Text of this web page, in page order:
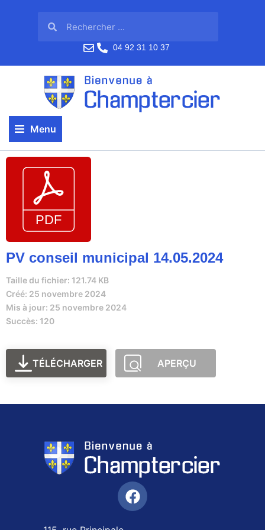
04 92 31 10 37
Menu
PV conseil municipal 14.05.2024
Taille du fichier: 121.74 KB
Créé: 25 novembre 2024
Mis à jour: 25 novembre 2024
Succès: 120
TÉLÉCHARGER APERÇU